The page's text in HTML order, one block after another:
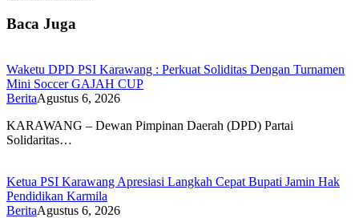
Baca Juga
Waketu DPD PSI Karawang : Perkuat Soliditas Dengan Turnamen
Mini Soccer GAJAH CUP
BeritaAgustus 6, 2026
KARAWANG – Dewan Pimpinan Daerah (DPD) Partai
Solidaritas…
Ketua PSI Karawang Apresiasi Langkah Cepat Bupati Jamin Hak
Pendidikan Karmila
BeritaAgustus 6, 2026